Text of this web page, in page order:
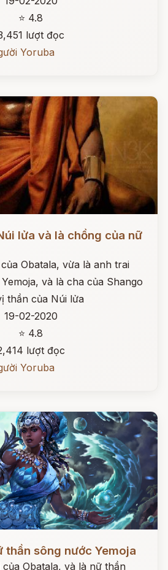
⭐ 4.8
lượt đọc
Yoruba
lửa và là chồng của nữ
Obatala, vừa là anh trai
và là cha của Shango
thần của Núi lửa
19-02-2020
⭐ 4.8
lượt đọc
Yoruba
thần sông nước Yemoja
của Obatala, và là nữ thần